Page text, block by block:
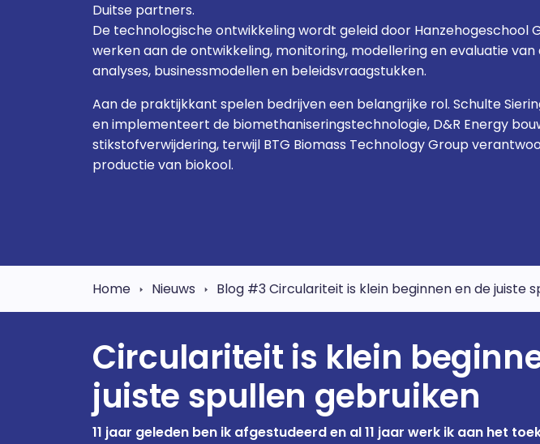
Duitse partners.
De technologische ontwikkeling wordt geleid door Hanzehogeschool
werken aan de ontwikkeling, monitoring, modellering en evaluatie
analyses, businessmodellen en beleidsvraagstukken.
Aan de praktijkkant spelen bedrijven een belangrijke rol. Schulte
en implementeert de biomethaniseringstechnologie, D&R Energy
stikstofverwijdering, terwijl BTG Biomass Technology Group
productie van biokool.
Home Nieuws Blog #3 Circulariteit is klein beginnen en de juiste
Circulariteit is klein
juiste spullen gebruiken
11 jaar geleden ben ik afgestudeerd en al 11 jaar werk ik aan het